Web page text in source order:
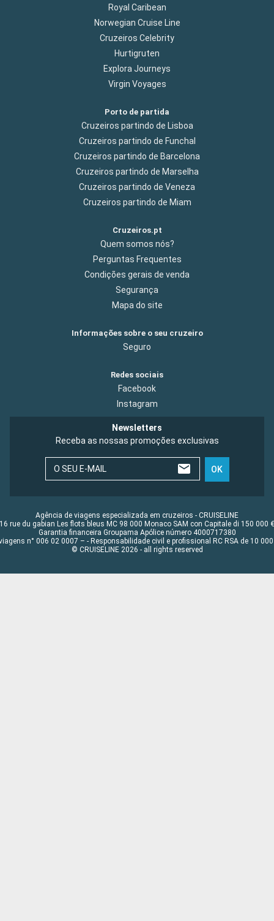
Royal Caribean
Norwegian Cruise Line
Cruzeiros Celebrity
Hurtigruten
Explora Journeys
Virgin Voyages
Porto de partida
Cruzeiros partindo de Lisboa
Cruzeiros partindo de Funchal
Cruzeiros partindo de Barcelona
Cruzeiros partindo de Marselha
Cruzeiros partindo de Veneza
Cruzeiros partindo de Miam
Cruzeiros.pt
Quem somos nós?
Perguntas Frequentes
Condições gerais de venda
Segurança
Mapa do site
Informações sobre o seu cruzeiro
Seguro
Redes sociais
Facebook
Instagram
Newsletters
Receba as nossas promoções exclusivas
O SEU E-MAIL OK
Agência de viagens especializada em cruzeiros - CRUISELINE
16 rue du gabian Les flots bleus MC 98 000 Monaco SAM con Capitale di 150 000 €
Garantia financeira Groupama Apólice número 4000717380
n° 006 02 0007 – - Responsabilidade civil e profissional RC RSA de 10 000
© CRUISELINE 2026 - all rights reserved